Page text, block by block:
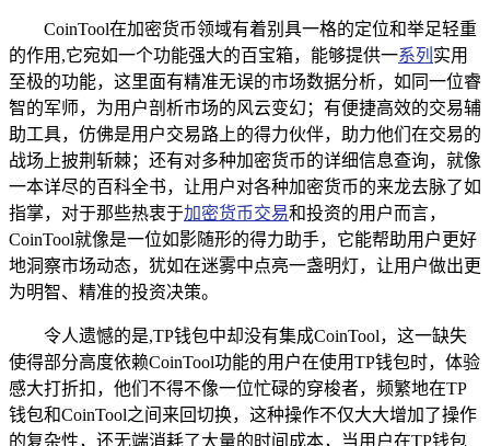
CoinTool在加密货币领域有着别具一格的定位和举足轻重
的作用,它宛如一个功能强大的百宝箱，能够提供一系列 实用
至极的功能，这里面有精准无误的市场数据分析，如同一位睿
智的军师，为用户剖析市场的风云变幻；有便捷高效的交易辅
助工具，仿佛是用户交易路上的得力伙伴，助力他们在交易的
战场上披荆斩棘；还有对多种加密货币的详细信息查询，就像
一本详尽的百科全书，让用户对各种加密货币的来龙去脉了如
指掌，对于那些热衷于加密货币交易和投资的用户而言，
CoinTool就像是一位如影随形的得力助手，它能帮助用户更好
地洞察市场动态，犹如在迷雾中点亮一盏明灯，让用户做出更
为明智、精准的投资决策。
令人遗憾的是,TP钱包中却没有集成CoinTool，这一缺失
使得部分高度依赖CoinTool功能的用户在使用TP钱包时，体验
感大打折扣，他们不得不像一位忙碌的穿梭者，频繁地在TP
钱包和CoinTool之间来回切换，这种操作不仅大大增加了操作
的复杂性，还无端消耗了大量的时间成本，当用户在TP钱包